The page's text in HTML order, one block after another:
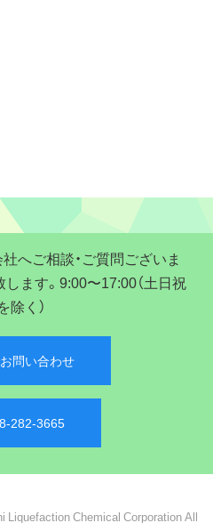
へご相談・ご質問ございま
ます。9:00〜17:00（土日祝
除く）
問い合わせ
282-3665
Liquefaction Chemical Corporation All